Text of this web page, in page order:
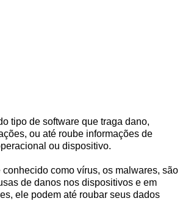
tipo de software que traga dano,
ou até roube informações de
ou dispositivo.
como vírus, os malwares, são
de danos nos dispositivos e em
ele podem até roubar seus dados